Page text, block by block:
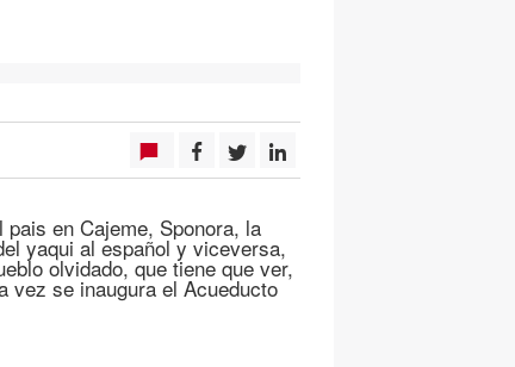
en Cajeme, Sponora, la
yaqui al español y viceversa,
olvidado, que tiene que ver,
vez se inaugura el Acueducto